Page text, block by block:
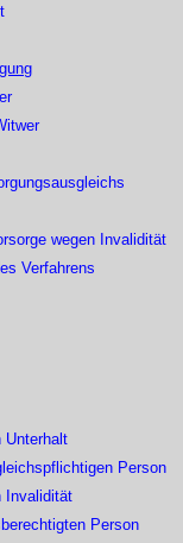
wegen Invalidität
Verfahrens
Person
Invalidität
Person